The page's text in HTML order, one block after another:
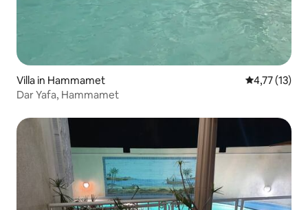
Villa in Hammamet
4,77 (13)
Dar Yafa, Hammamet